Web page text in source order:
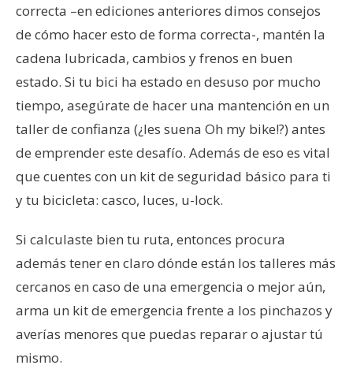
correcta –en ediciones anteriores dimos consejos
de cómo hacer esto de forma correcta-, mantén la
cadena lubricada, cambios y frenos en buen
estado. Si tu bici ha estado en desuso por mucho
tiempo, asegúrate de hacer una mantención en un
taller de confianza (¿les suena Oh my bike!?) antes
de emprender este desafío. Además de eso es vital
que cuentes con un kit de seguridad básico para ti
y tu bicicleta: casco, luces, u-lock.
Si calculaste bien tu ruta, entonces procura
además tener en claro dónde están los talleres más
cercanos en caso de una emergencia o mejor aún,
arma un kit de emergencia frente a los pinchazos y
averías menores que puedas reparar o ajustar tú
mismo.